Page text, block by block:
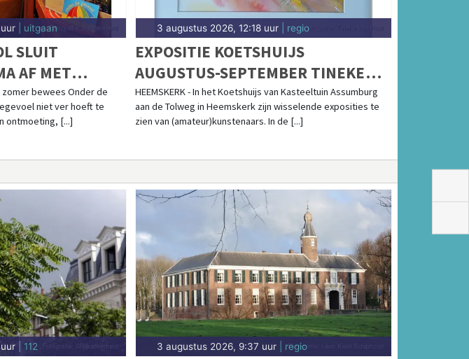
| uitgaan
SLUIT
AF MET
WEEK
zomer bewees Onder de
niet ver hoeft te
ontmoeting, [...]
3 augustus 2026, 12:18 uur | regio
EXPOSITIE KOETSHUIJS
AUGUSTUS-SEPTEMBER TINEKE
VAN HOUT-DE BOER
HEEMSKERK - In het Koetshuijs van Kasteeltuin Assumburg
aan de Tolweg in Heemskerk zijn wisselende exposities te
zien van (amateur)kunstenaars. In de [...]
| 112 3 augustus 2026, 9:37 uur | regio